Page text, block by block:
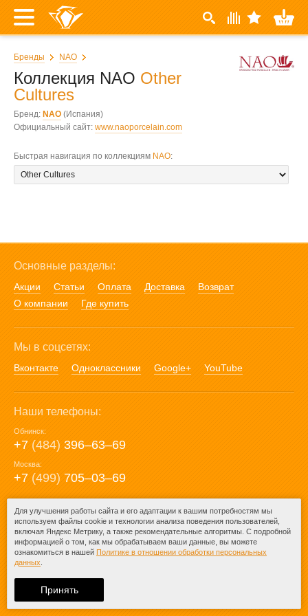
Бренды NAO
Коллекция NAO Other
Cultures
Бренд: NAO (Испания)
Официальный сайт: www.naoporcelain.com
Быстрая навигация по коллекциям NAO:
Основные разделы:
Акции Статьи Оплата Доставка
Возврат
О компании
Где купить
Мы в соцсетях:
Вконтакте Одноклассники Google+ YouTube
Наши телефоны:
Обнинск:
+7 (484) 396‒63‒69
Москва:
+7 (499) 705‒03‒69
E-mail:
mail@posuda40.ru
При любом копировании информации
ссылка на
Для улучшения работы сайта и его адаптации к вашим потребностям мы
используем файлы cookie и технологии анализа поведения пользователей,
включая Яндекс Метрику, а также рекомендательные алгоритмы. С подробной
информацией о том, как мы обрабатываем ваши данные, вы можете
ознакомиться в нашей Политике в отношении обработки персональных
данных
Принять